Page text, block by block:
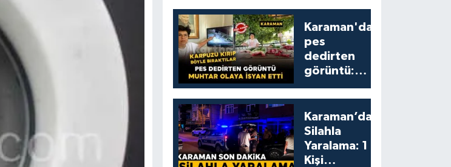
Karaman'da
pes
dedirten
görüntü:
yumruklayıp
yediler,
artıklarını
kamelyada
bıraktılar
Karaman’da
Silahla
Yaralama: 1
Kişi